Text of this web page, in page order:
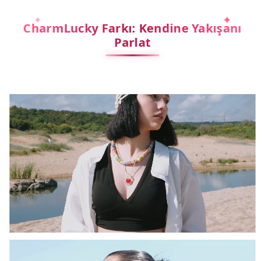
CharmLucky Farkı: Kendine Yakışanı
Parlat